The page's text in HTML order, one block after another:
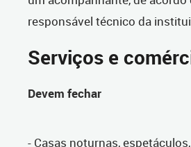
responsável técnico da
Serviços e
Devem fechar
- Casas noturnas,